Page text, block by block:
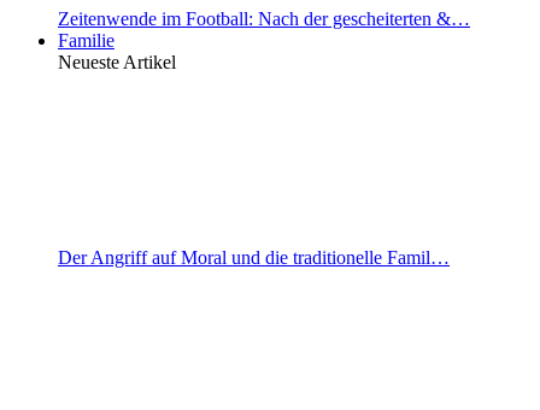
Zeitenwende im Football: Nach der gescheiterten &…
Familie
Neueste Artikel
Der Angriff auf Moral und die traditionelle Famil…